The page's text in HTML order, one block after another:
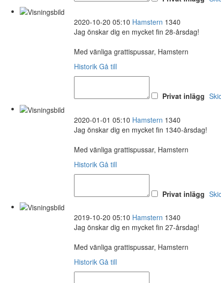
2020-10-20 05:10 Hamstern 1340
Jag önskar dig en mycket fin 28-årsdag!
Med vänliga grattispussar, Hamstern
Historik Gå till
Privat inlägg
2020-01-01 05:10 Hamstern 1340
Jag önskar dig en mycket fin 1340-årsdag!
Med vänliga grattispussar, Hamstern
Historik Gå till
Privat inlägg
2019-10-20 05:10 Hamstern 1340
Jag önskar dig en mycket fin 27-årsdag!
Med vänliga grattispussar, Hamstern
Historik Gå till